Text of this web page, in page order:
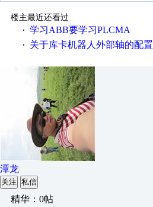
楼主最近还看过
· 学习ABB要学习PLCMA
· 关于库卡机器人外部轴的配置
潭龙
关注 私信
精华：0帖